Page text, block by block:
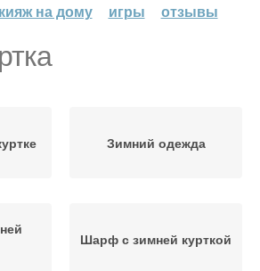
на дому
игры отзывы
Зимний одежда
Шарф с зимней курткой